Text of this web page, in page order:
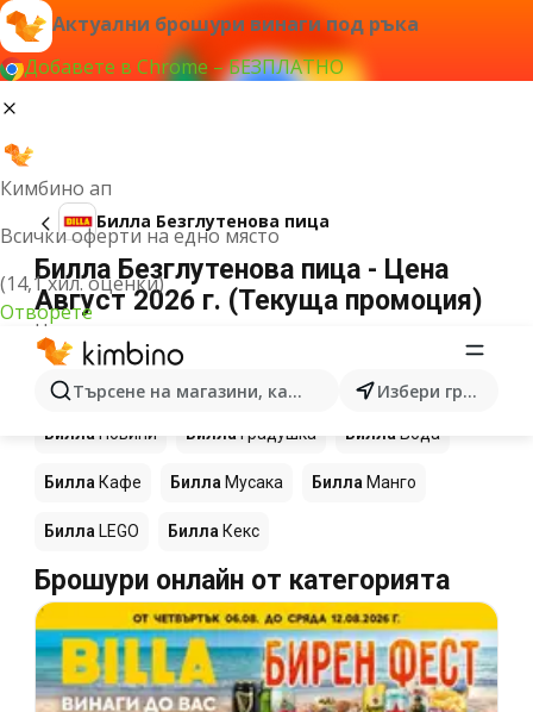
Актуални брошури винаги под ръка
Добавете в Chrome – БЕЗПЛАТНО
Кимбино ап
Всички оферти на едно място
(14,1 хил. оценки)
Отворете
Търсене на магазини, категории, продукти...Избери град
Билла Безглутенова пица
Билла Безглутенова пица - Цена
Август 2026 г. (Текуща промоция)
Не можахме да намерим резултати за този
термин.
Още продукти в магазините Билла
БиллаНовини БиллаГрадушка БиллаВода
Билла Кафе Билла Мусака Билла Манго
Билла LEGO Билла Кекс
Брошури онлайн от категорията